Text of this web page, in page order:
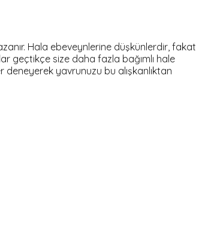
Hala ebeveynlerine düşkünlerdir, fakat
geçtikçe size daha fazla bağımlı hale
deneyerek yavrunuzu bu alışkanlıktan